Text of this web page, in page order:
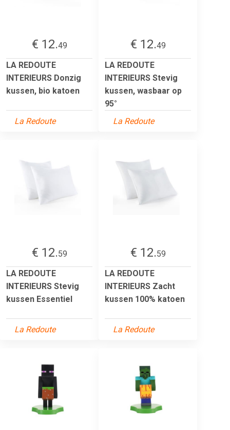
€ 12.49
LA REDOUTE
INTERIEURS Donzig
kussen, bio katoen
La Redoute
€ 12.49
LA REDOUTE
INTERIEURS Stevig
kussen, wasbaar op
95°
La Redoute
€ 12.59
LA REDOUTE
INTERIEURS Stevig
kussen Essentiel
La Redoute
€ 12.59
LA REDOUTE
INTERIEURS Zacht
kussen 100% katoen
La Redoute